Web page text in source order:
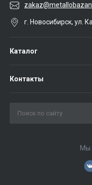
г. Новосибирск, ул.
Каталог
Контакты
Мы